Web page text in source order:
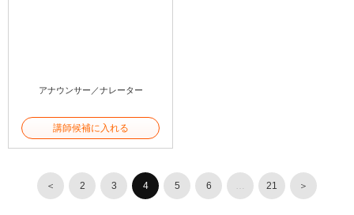
アナウンサー／ナレーター
講師候補に入れる
＜ 2 3 4 5 6 21 ＞